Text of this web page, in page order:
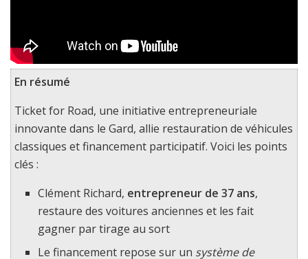
En résumé
Ticket for Road, une initiative entrepreneuriale
innovante dans le Gard, allie restauration de véhicules
classiques et financement participatif. Voici les points
clés :
Clément Richard, entrepreneur de 37 ans,
restaure des voitures anciennes et les fait
gagner par tirage au sort
Le financement repose sur un système de